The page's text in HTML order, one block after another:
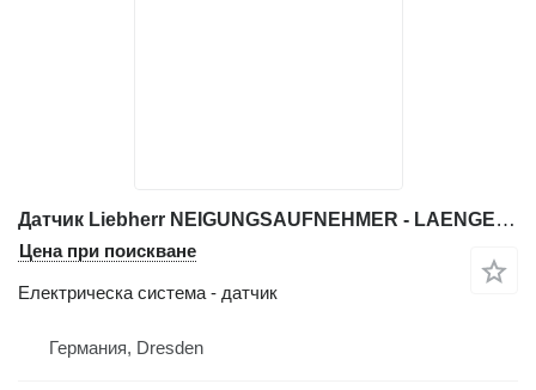
Датчик Liebherr NEIGUNGSAUFNEHMER - LAENGENAUFNEHMER , ANGLE SENSOR AND LENGTH S за автокран Liebherr LTM 1025; LTM 1030/1; LTM 1040; LTM 1040/1 LTM 1050/1
Цена при поискване
Електрическа система - датчик
Германия, Dresden